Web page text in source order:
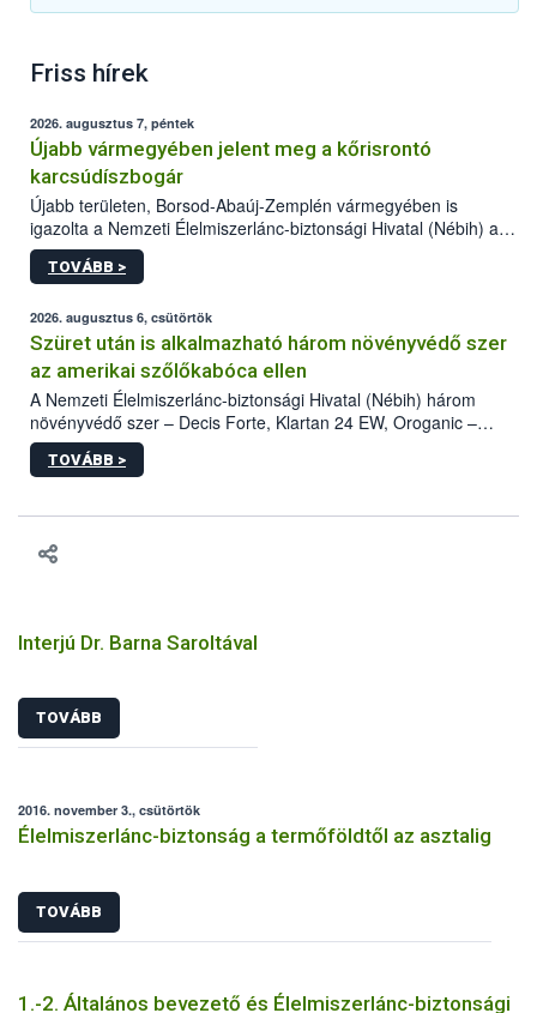
Friss hírek
2026. augusztus 7, péntek
Újabb vármegyében jelent meg a kőrisrontó
karcsúdíszbogár
Újabb területen, Borsod-Abaúj-Zemplén vármegyében is
igazolta a Nemzeti Élelmiszerlánc-biztonsági Hivatal (Nébih) a
kőrisrontó karcsúdíszbogár (Agrilus planipennis) jelenlétét. A
kártevőt nem csak színcsapdában találták meg, de már fertőzött
az intenzív felderítést, emellett az intézkedéseket a szlovák
hatósággal is összehangolják a terjedés megállítása érdekében.
TOVÁBB >
2026. augusztus 6, csütörtök
Szüret után is alkalmazható három növényvédő szer
az amerikai szőlőkabóca ellen
A Nemzeti Élelmiszerlánc-biztonsági Hivatal (Nébih) három
növényvédő szer – Decis Forte, Klartan 24 EW, Oroganic –
engedélyokiratát módosította, így azok a szüretet követően,
egészen a vesszőérettség (BBCH 91) stádiumáig
érésű szőlőkben is legyen lehetőség a károsító elleni további
felhasználók számára is elérhető és ökológiai termesztésben is
TOVÁBB >
Interjú Dr. Barna Saroltával
TOVÁBB
2016. november 3., csütörtök
Élelmiszerlánc-biztonság a termőföldtől az asztalig
TOVÁBB
1.-2. Általános bevezető és Élelmiszerlánc-biztonsági